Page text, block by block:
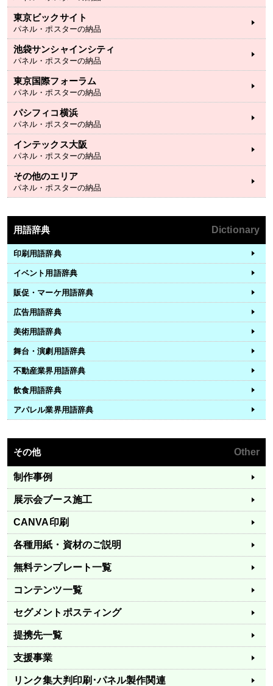
東京ビックサイト
パネル・ポスターの納品
池袋サンシャインシティ
パネル・ポスターの納品
東京国際フォーラム
パネル・ポスターの納品
パシフィコ横浜
パネル・ポスターの納品
インテックス大阪
パネル・ポスターの納品
その他のエリア
パネル・ポスターの納品
用語辞典 Dictionary
印刷用語辞典
イベント用語辞典
販促・マーケ用語辞典
広告用語辞典
美術用語辞典
舞台・演劇用語辞典
不動産業界用語辞典
飲食用語辞典
アパレル業界用語辞典
その他 Other
制作事例
展示会ブース施工
CANVA印刷
各種用紙・資材のご説明
無料テンプレート一覧
コンテンツ一覧
セグメントポスティング
提携先一覧
支援事業
リンク集大判印刷･パネル製作関連